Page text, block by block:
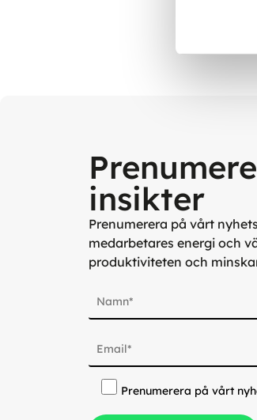
insikter
Prenumerera på vårt
medarbetares energi och
produktiviteten och
Prenumerera på vårt